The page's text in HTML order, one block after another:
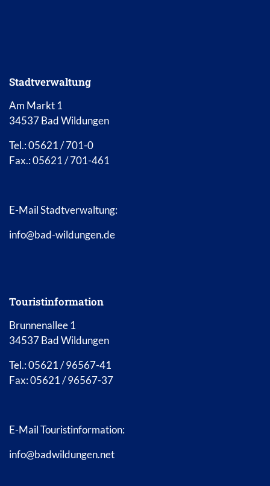
Stadtverwaltung
Am Markt 1
34537 Bad Wildungen
Tel.: 05621 / 701-0
Fax.: 05621 / 701-461
E-Mail Stadtverwaltung:
info@bad-wildungen.de
Touristinformation
Brunnenallee 1
34537 Bad Wildungen
Tel.: 05621 / 96567-41
Fax: 05621 / 96567-37
E-Mail Touristinformation:
info@badwildungen.net